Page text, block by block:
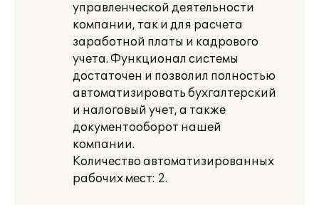
управленческой деятельности
компании, так и для расчета
заработной платы и кадрового
учета. Функционал системы
достаточен и позволил полностью
автоматизировать бухгалтерский
и налоговый учет, а также
документооборот нашей
компании.
Количество автоматизированных
рабочих мест: 2.